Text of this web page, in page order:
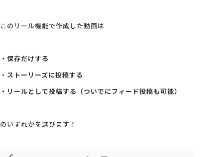
このリール機能で作成した動画は
・保存だけする
・ストーリーズに投稿する
・リールとして投稿する（ついでにフィード投稿も可能）
のいずれかを選びます！